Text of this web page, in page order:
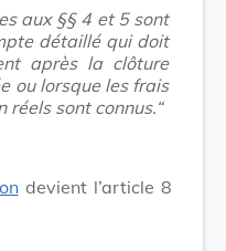
aux §§ 4 et 5 sont
détaillé qui doit
après la clôture
ou lorsque les frais
réels sont connus.“
devient l’article 8